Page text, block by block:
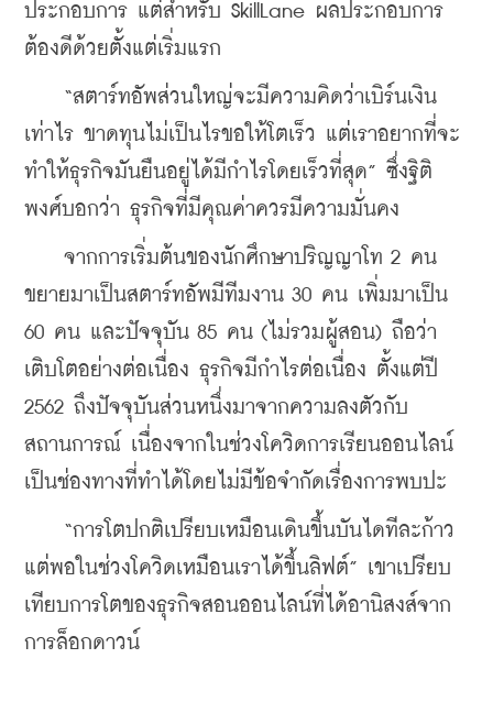
ประกอบการ แต่สำหรับ SkillLane ผลประกอบการ
ต้องดีด้วยตั้งแต่เริ่มแรก
“สตาร์ทอัพส่วนใหญ่จะมีความคิดว่าเบิร์นเงิน
เท่าไร ขาดทุนไม่เป็นไรขอให้โตเร็ว แต่เราอยากที่จะ
ทำให้ธุรกิจมันยืนอยู่ได้มีกำไรโดยเร็วที่สุด” ซึ่งฐิติ
พงศ์บอกว่า ธุรกิจที่มีคุณค่าควรมีความมั่นคง
จากการเริ่มต้นของนักศึกษาปริญญาโท 2 คน
ขยายมาเป็นสตาร์ทอัพมีทีมงาน 30 คน เพิ่มมาเป็น
60 คน และปัจจุบัน 85 คน (ไม่รวมผู้สอน) ถือว่า
เติบโตอย่างต่อเนื่อง ธุรกิจมีกำไรต่อเนื่อง ตั้งแต่ปี
2562 ถึงปัจจุบันส่วนหนึ่งมาจากความลงตัวกับ
สถานการณ์ เนื่องจากในช่วงโควิดการเรียนออนไลน์
เป็นช่องทางที่ทำได้โดยไม่มีข้อจำกัดเรื่องการพบปะ
“การโตปกติเปรียบเหมือนเดินขึ้นบันไดทีละก้าว
แต่พอในช่วงโควิดเหมือนเราได้ขึ้นลิฟต์” เขาเปรียบ
เทียบการโตของธุรกิจสอนออนไลน์ที่ได้อานิสงส์จาก
การล็อกดาวน์